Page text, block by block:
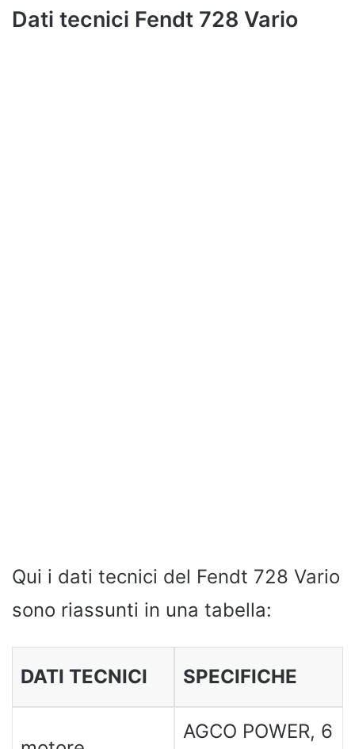
Dati tecnici Fendt 728 Vario
Qui i dati tecnici del Fendt 728 Vario
sono riassunti in una tabella:
DATI TECNICI SPECIFICHE
AGCO POWER, 6